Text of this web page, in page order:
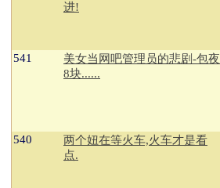
进!
541
美女当网吧管理员的悲剧-包夜
8块......
540
两个妞在等火车,火车才是看
点.